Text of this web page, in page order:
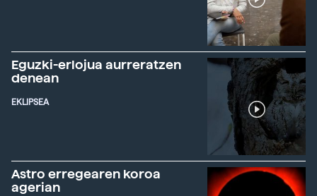
Eguzki-erlojua aurreratzen
denean
EKLIPSEA
Astro erregearen koroa
agerian